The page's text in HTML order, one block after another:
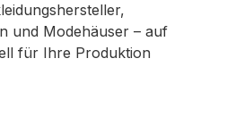
und Modehäuser – auf
für Ihre Produktion